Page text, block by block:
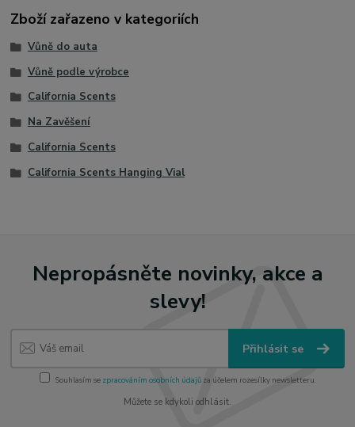
Zboží zařazeno v kategoriích
Vůně do auta
Vůně podle výrobce
California Scents
Na Zavěšení
California Scents
California Scents Hanging Vial
Nepropásněte novinky, akce a
slevy!
Přihlásit se
Souhlasím se zpracováním osobních údajůza účelem rozesílky newsletteru.
Můžete se kdykoli odhlásit.